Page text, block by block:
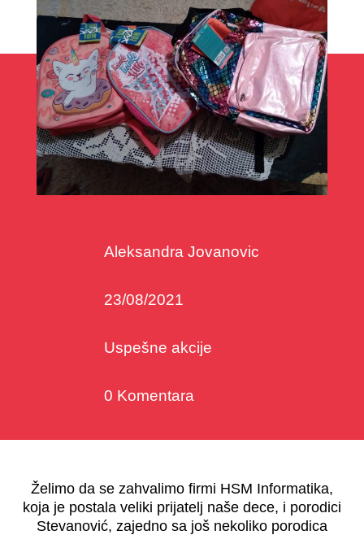
Aleksandra Jovanovic
23/08/2021
Uspešne akcije
0 Komentara
Želimo da se zahvalimo firmi HSM Informatika,
koja je postala veliki prijatelj naše dece, i porodici
Stevanović, zajedno sa još nekoliko porodica